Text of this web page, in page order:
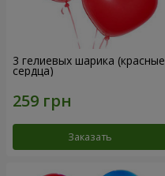
3 гелиевых шарика (красные
сердца)
Заказать